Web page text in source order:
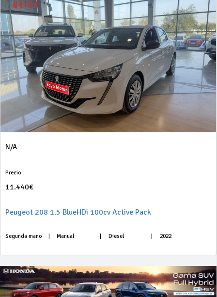
N/A
Precio
11.440€
Peugeot 208 1.5 BlueHDi 100cv Active Pack
Segunda mano Manual Diesel 2022